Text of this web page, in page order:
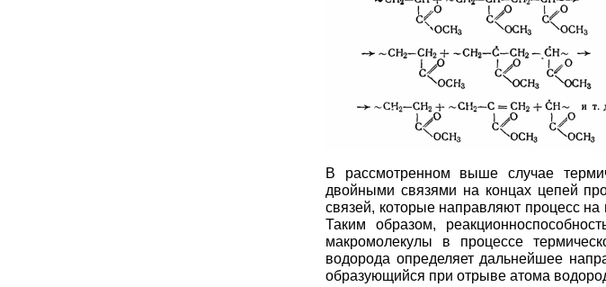
В рассмотренном выше случае
двойными связями на концах цепей
связей, которые направляют процесс
Таким образом,
макромолекулы в процессе
водорода определяет дальнейшее
образующийся при отрыве атома